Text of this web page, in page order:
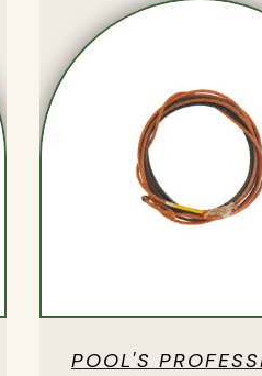
POOL'S